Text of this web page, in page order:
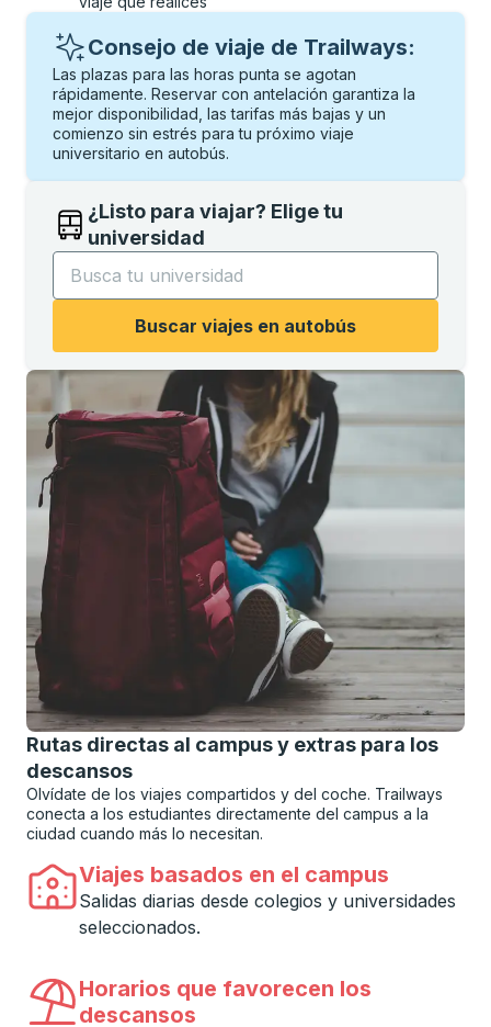
Consejo de viaje de Trailways:
Las plazas para las horas punta se agotan
rápidamente. Reservar con antelación garantiza la
mejor disponibilidad, las tarifas más bajas y un
comienzo sin estrés para tu próximo viaje
universitario en autobús.
¿Listo para viajar? Elige tu
universidad
Comience a escribir el nombre de la universidad
Buscar viajes en autobús
Rutas directas al campus y extras para los
descansos
Olvídate de los viajes compartidos y del coche. Trailways
conecta a los estudiantes directamente del campus a la
ciudad cuando más lo necesitan.
Viajes basados ​​en el campus
Salidas diarias desde colegios y universidades
seleccionados.
Horarios que favorecen los
descansos